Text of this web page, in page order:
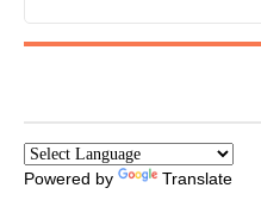
Powered by Translate